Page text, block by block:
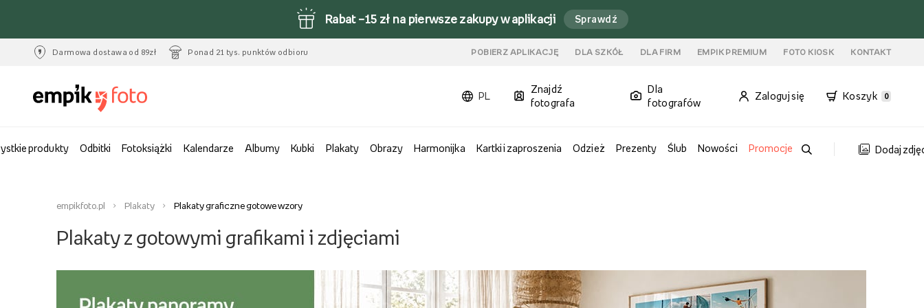
Rabat –15 zł na pierwsze zakupy w aplikacji Sprawdź
Darmowa dostawa od 89zł Ponad 21 tys. punktów odbioru POBIERZ APLIKACJĘ DLA SZKÓŁ DLA FIRM EMPIK PREMIUM FOTO KIOSK KONTAKT
PL
Znajdź
fotografa
Dla
fotografów
Zaloguj się Koszyk 0
produkty Odbitki Fotoksiążki Kalendarze Albumy Kubki Plakaty Obrazy Harmonijka Kartki i zaproszenia Odzież Prezenty Ślub Nowości Promocje Dodaj
empikfoto.pl Plakaty Plakaty graficzne gotowe wzory
Plakaty z gotowymi grafikami i zdjęciami